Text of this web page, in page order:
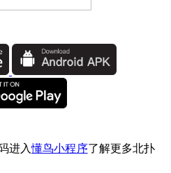
进入懂鸟小程序了解更多北扑